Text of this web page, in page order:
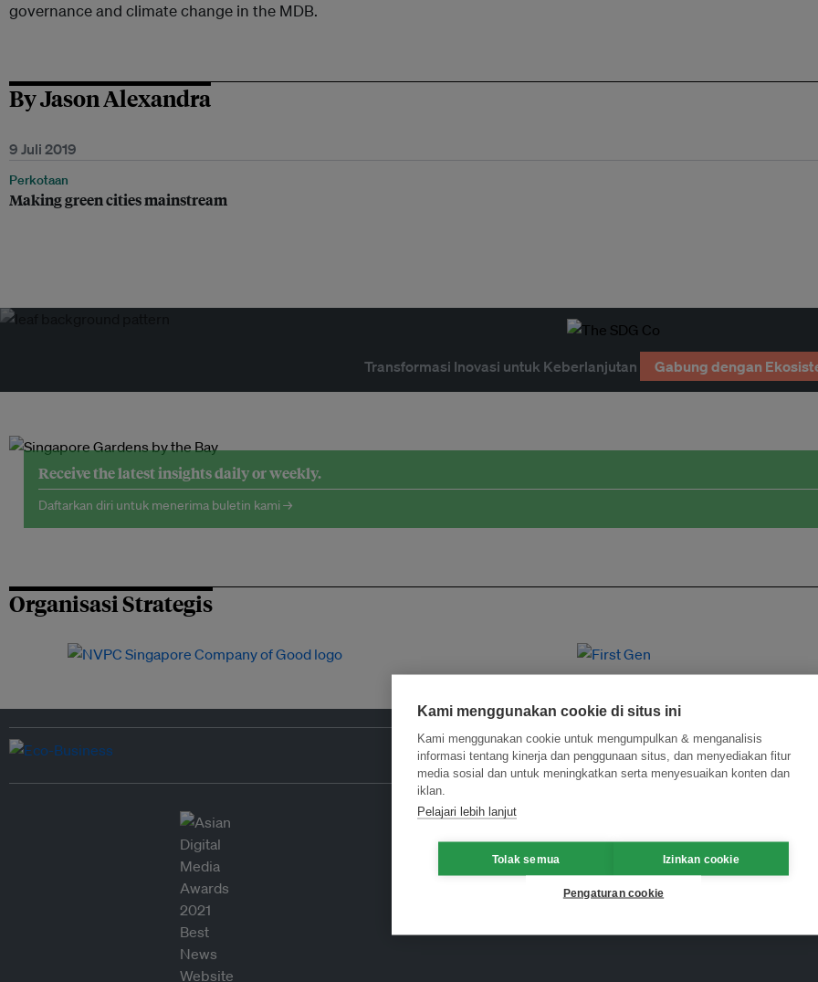
governance and climate change in the MDB.
By Jason Alexandra
9 Juli 2019
Perkotaan
Making green cities mainstream
Transformasi Inovasi untuk Keberlanjutan Gabung dengan
Receive the latest insights daily or weekly.
Daftarkan diri untuk menerima buletin kami →
Organisasi Strategis
Kami menggunakan cookie di situs ini
Kami menggunakan cookie untuk mengumpulkan & menganalisis
informasi tentang kinerja dan penggunaan situs, dan menyediakan fitur
media sosial dan untuk meningkatkan serta menyesuaikan konten dan
iklan.
Pelajari lebih lanjut
Tolak semua Izinkan cookie
Pengaturan cookie